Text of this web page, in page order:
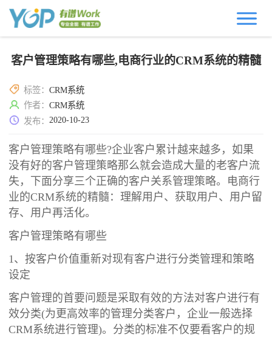
客户管理策略有哪些,电商行业的CRM系统的精髓
标签：CRM系统
作者：CRM系统
发布：2020-10-23
客户管理策略有哪些?企业客户累计越来越多，如果
没有好的客户管理策略那么就会造成大量的老客户流
失，下面分享三个正确的客户关系管理策略。电商行
业的CRM系统的精髓：理解用户、获取用户、用户留
存、用户再活化。
客户管理策略有哪些
1、按客户价值重新对现有客户进行分类管理和策略
设定
客户管理的首要问题是采取有效的方法对客户进行有
效分类(为更高效率的管理分类客户，企业一般选择
CRM系统进行管理)。分类的标准不仅要看客户的规